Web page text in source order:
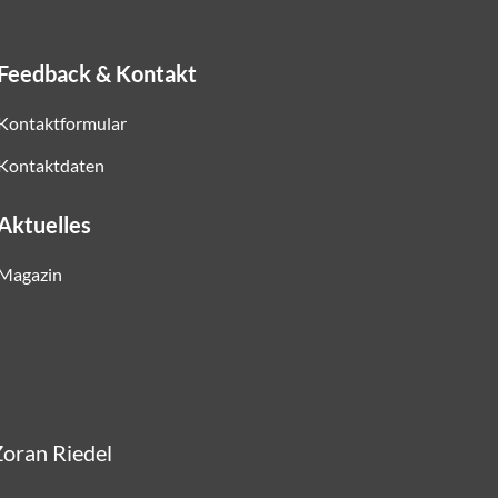
& Kontakt
Riedel